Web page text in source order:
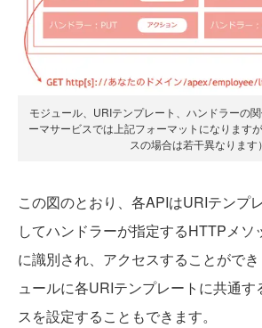
モジュール、URIテンプレート、ハンドラーの
ーマサービスでは上記フォーマットになります
スの場合は若干異なります）
この図のとおり、各APIはURIテンプ
してハンドラーが指定するHTTPメソ
に識別され、アクセスすることがで
ュールに各URIテンプレートに共通す
スを設定することもできます。